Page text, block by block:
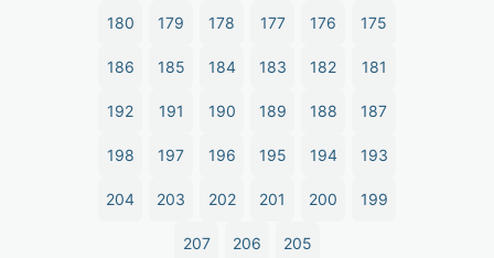
175
176
177
178
179
180
181
182
183
184
185
186
187
188
189
190
191
192
193
194
195
196
197
198
199
200
201
202
203
204
205
206
207